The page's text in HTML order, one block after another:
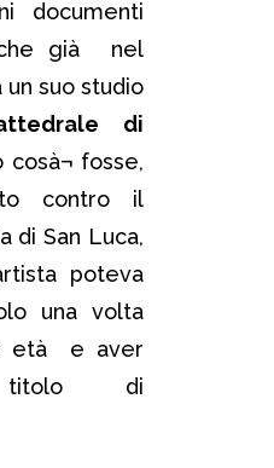
documenti
che già nel
un suo studio
di
cosà¬ fosse,
contro il
di San Luca,
poteva
una volta
età e aver
titolo di